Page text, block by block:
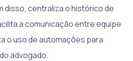
disso, centraliza o histórico de
a comunicação entre equipe
o uso de automações para
advogado.